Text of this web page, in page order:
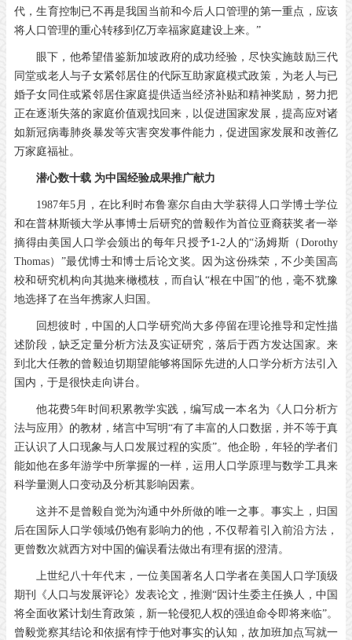
代，生育控制已不再是我国当前和今后人口管理的第一重点，应该
将人口管理的重心转移到亿万幸福家庭建设上来。”
眼下，他希望借鉴新加坡政府的成功经验，尽快实施鼓励三代
同堂或老人与子女紧邻居住的代际互助家庭模式政策，为老人与已
婚子女同住或紧邻居住家庭提供适当经济补贴和精神奖励，努力把
正在逐渐失落的家庭价值观找回来，以促进国家发展，提高应对诸
如新冠病毒肺炎暴发等灾害突发事件能力，促进国家发展和改善亿
万家庭福祉。
潜心数十载 为中国经验成果推广献力
1987年5月，在比利时布鲁塞尔自由大学获得人口学博士学位
和在普林斯顿大学从事博士后研究的曾毅作为首位亚裔获奖者一举
摘得由美国人口学会颁出的每年只授予1-2人的“汤姆斯（Dorothy
Thomas）”最优博士和博士后论文奖。因为这份殊荣，不少美国高
校和研究机构向其抛来橄榄枝，而自认“根在中国”的他，毫不犹豫
地选择了在当年携家人归国。
回想彼时，中国的人口学研究尚大多停留在理论推导和定性描
述阶段，缺乏定量分析方法及实证研究，落后于西方发达国家。来
到北大任教的曾毅迫切期望能够将国际先进的人口学分析方法引入
国内，于是很快走向讲台。
他花费5年时间积累教学实践，编写成一本名为《人口分析方
法与应用》的教材，绪言中写明“有了丰富的人口数据，并不等于真
正认识了人口现象与人口发展过程的实质”。他企盼，年轻的学者们
能如他在多年游学中所掌握的一样，运用人口学原理与数学工具来
科学量测人口变动及分析其影响因素。
这并不是曾毅自觉为沟通中外所做的唯一之事。事实上，归国
后在国际人口学领域仍饱有影响力的他，不仅帮着引入前沿方法，
更曾数次就西方对中国的偏误看法做出有理有据的澄清。
上世纪八十年代末，一位美国著名人口学者在美国人口学顶级
期刊《人口与发展评论》发表论文，推测“因计生委主任换人，中国
将全面收紧计划生育政策，新一轮侵犯人权的强迫命令即将来临”。
曾毅觉察其结论和依据有悖于他对事实的认知，故加班加点写就一